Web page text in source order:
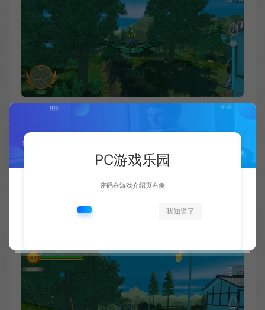
PC游戏乐园
密码在游戏介绍页右侧
我知道了